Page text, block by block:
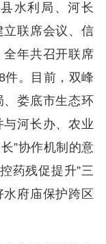
水利局、河长
联席会议、信
年共召开联席
件。目前，双峰
娄底市生态环
河长办、农业
”协作机制的意
药残促提升”三
府庙保护跨区